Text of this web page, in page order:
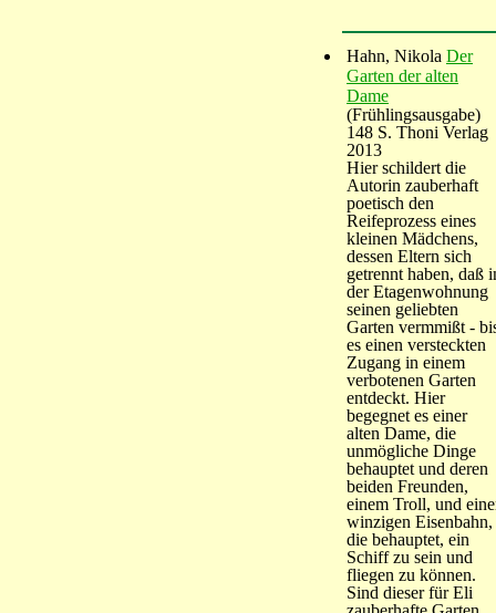
Hahn, Nikola Der
Garten der alten
Dame
(Frühlingsausgabe)
148 S. Thoni Verlag
2013
Hier schildert die
Autorin zauberhaft
poetisch den
Reifeprozess eines
kleinen Mädchens,
dessen Eltern sich
getrennt haben, daß
der Etagenwohnung
seinen geliebten
Garten vermmißt -
es einen versteckten
Zugang in einem
verbotenen Garten
entdeckt. Hier
begegnet es einer
alten Dame, die
unmögliche Dinge
behauptet und deren
beiden Freunden,
einem Troll, und
winzigen Eisenbahn,
die behauptet, ein
Schiff zu sein und
fliegen zu können.
Sind dieser für Eli